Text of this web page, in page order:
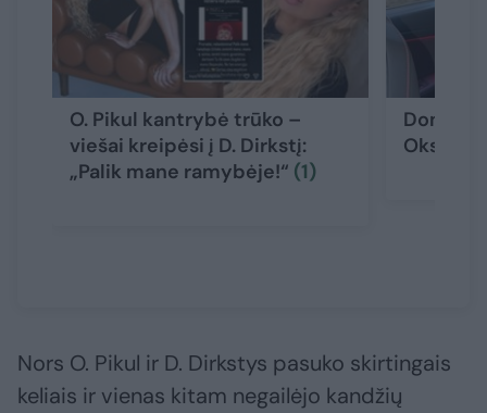
O. Pikul kantrybė trūko –
viešai kreipėsi į D. Dirkstį:
„Palik mane ramybėje!“ (1)
Nors O. Pikul ir D. Dirkstys pasuko skirtingais
keliais ir vienas kitam negailėjo kandžių